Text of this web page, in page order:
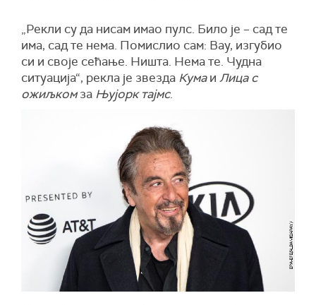
„Рекли су да нисам имао пулс. Било је – сад те
има, сад те нема. Помислио сам: Вау, изгубио
си и своје сећање. Ништа. Нема те. Чудна
ситуација“, рекла је звезда Кумаи Лица с
ожиљкомза Њујорк тајмс.